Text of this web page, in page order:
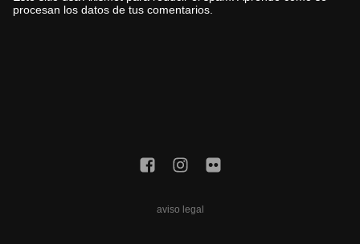
procesan los datos de tus comentarios.
aviso legal